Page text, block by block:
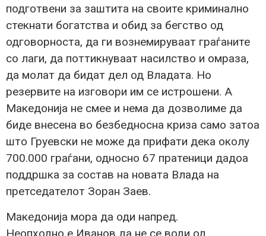
подготвени за заштита на своите криминално
стекнати богатства и обид за бегство од
одговорноста, да ги вознемируваат граѓаните
со лаги, да поттикнуваат насилство и омраза,
да молат да бидат дел од Владата. Но
резервите на изговори им се истрошени. А
Македонија не смее и нема да дозволиме да
биде внесена во безбедносна криза само затоа
што Груевски не може да прифати дека околу
700.000 граѓани, односно 67 пратеници дадоа
поддршка за состав на новата Влада на
претседателот Зоран Заев.
Македонија мора да оди напред.
Неопходно е Иванов да не се води од